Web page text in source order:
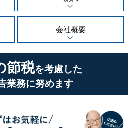
会社概要
節税を考慮した
業務に努めます